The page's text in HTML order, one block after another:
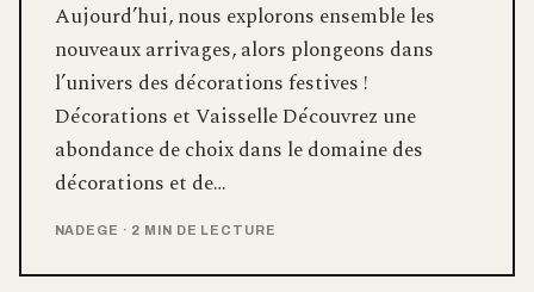
Aujourd’hui, nous explorons ensemble les
nouveaux arrivages, alors plongeons dans
l’univers des décorations festives !
Décorations et Vaisselle Découvrez une
abondance de choix dans le domaine des
décorations et de…
NADEGE · 2 MIN DE LECTURE